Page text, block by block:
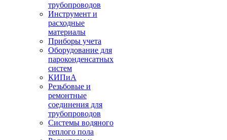
трубопроводов
Инструмент и
расходные
материалы
Приборы учета
Оборудование для
пароконденсатных
систем
КИПиА
Резьбовые и
ремонтные
соединения для
трубопроводов
Системы водяного
теплого пола